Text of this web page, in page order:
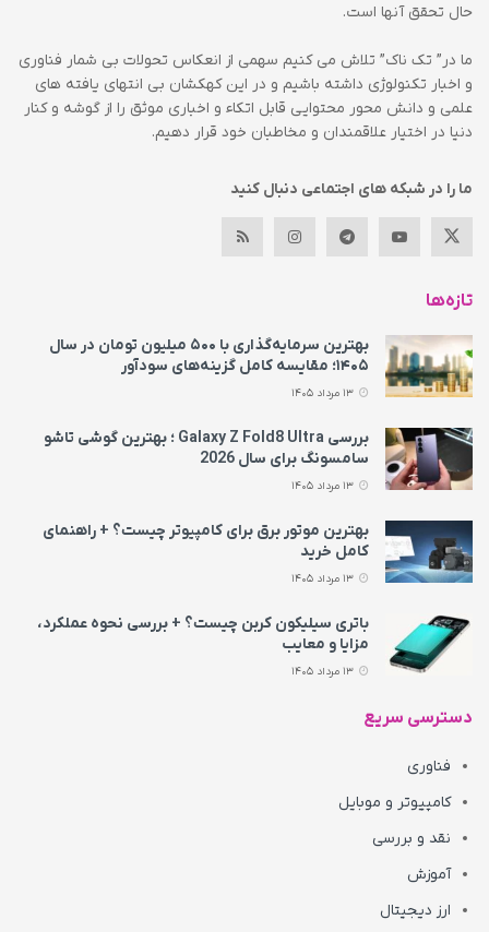
حال تحقق آنها است.
ما در” تک ناک” تلاش می کنیم سهمی از انعکاس تحولات بی شمار فناوری
و اخبار تکنولوژی داشته باشیم و در این کهکشان بی انتهای یافته های
علمی و دانش محور محتوایی قابل اتکاء و اخباری موثق را از گوشه و کنار
دنیا در اختیار علاقمندان و مخاطبان خود قرار دهیم.
ما را در شبکه های اجتماعی دنبال کنید
تازه‌ها
بهترین سرمایه‌گذاری با ۵۰۰ میلیون تومان در سال
۱۴۰۵؛ مقایسه کامل گزینه‌های سودآور
بررسی Galaxy Z Fold8 Ultra ؛ بهترین گوشی تاشو
سامسونگ برای سال 2026
بهترین موتور برق برای کامپیوتر چیست؟ + راهنمای
کامل خرید
باتری سیلیکون کربن چیست؟ + بررسی نحوه عملکرد،
مزایا و معایب
دسترسی سریع
فناوری
کامپیوتر و موبایل
نقد و بررسی
آموزش
ارز دیجیتال